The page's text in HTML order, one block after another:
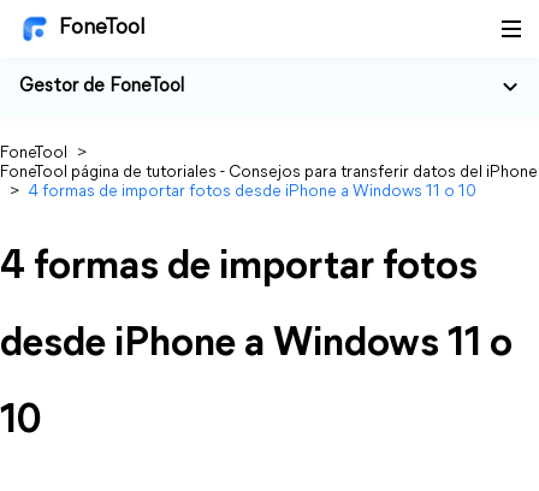
FoneTool
Gestor de FoneTool
FoneTool
>
FoneTool página de tutoriales - Consejos para transferir datos del iPhone
> 4 formas de importar fotos desde iPhone a Windows 11 o 10
4 formas de importar fotos
desde iPhone a Windows 11 o
10